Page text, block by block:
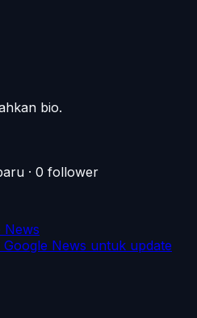
bio.
· 0 follower
News
Google News untuk update